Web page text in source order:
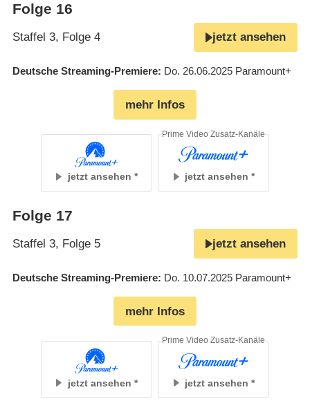
Folge 16
Staffel 3, Folge 4 jetzt ansehen
Deutsche Streaming-Premiere Do. 26.06.2025 Paramount+
mehr Infos
jetzt ansehen jetzt ansehen
Prime Video Zusatz-Kanäle
Folge 17
Staffel 3, Folge 5 jetzt ansehen
Deutsche Streaming-Premiere Do. 10.07.2025 Paramount+
mehr Infos
jetzt ansehen jetzt ansehen
Prime Video Zusatz-Kanäle